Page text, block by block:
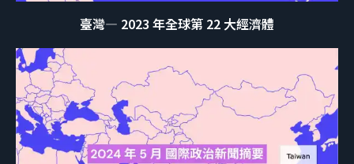
臺灣— 2023 年全球第 22 大經濟體